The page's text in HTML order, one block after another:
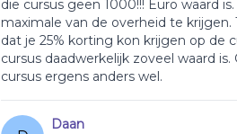
die cursus geen 1000!!! Euro waard
maximale van de overheid te
dat je 25% korting kon krijgen op de
cursus daadwerkelijk zoveel waard
cursus ergens anders wel.
Daan